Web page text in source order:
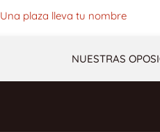
Una plaza lleva tu nombre
NUESTRAS